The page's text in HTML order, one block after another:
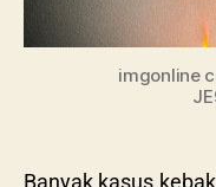
imgonline
Banyak kasus